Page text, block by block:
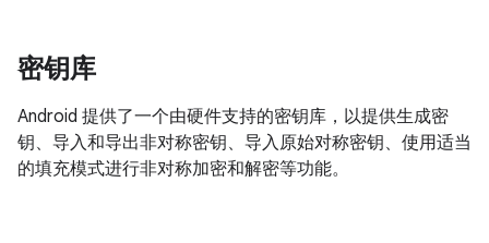
密钥库
Android 提供了一个由硬件支持的密钥库，以提供生成密
钥、导入和导出非对称密钥、导入原始对称密钥、使用适当
的填充模式进行非对称加密和解密等功能。